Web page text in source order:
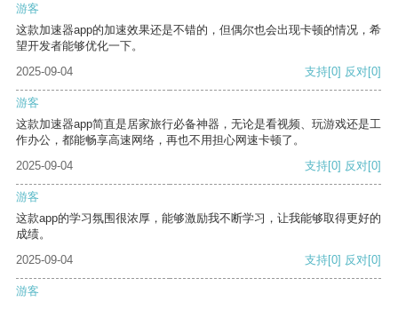
游客
这款加速器app的加速效果还是不错的，但偶尔也会出现卡顿的情况，希
望开发者能够优化一下。
2025-09-04
支持[0] 反对[0]
游客
这款加速器app简直是居家旅行必备神器，无论是看视频、玩游戏还是工
作办公，都能畅享高速网络，再也不用担心网速卡顿了。
2025-09-04
支持[0] 反对[0]
游客
这款app的学习氛围很浓厚，能够激励我不断学习，让我能够取得更好的
成绩。
2025-09-04
支持[0] 反对[0]
游客